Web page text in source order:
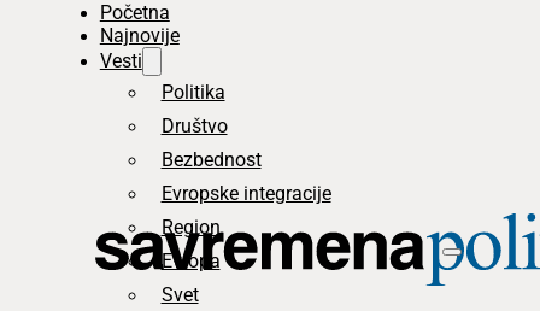
Početna
Najnovije
Vesti
Politika
Društvo
Bezbednost
Evropske integracije
Region
Evropa
Svet